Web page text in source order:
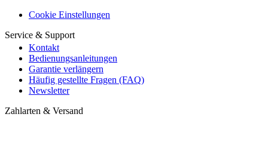
Cookie Einstellungen
Service & Support
Kontakt
Bedienungsanleitungen
Garantie verlängern
Häufig gestellte Fragen (FAQ)
Newsletter
Zahlarten & Versand